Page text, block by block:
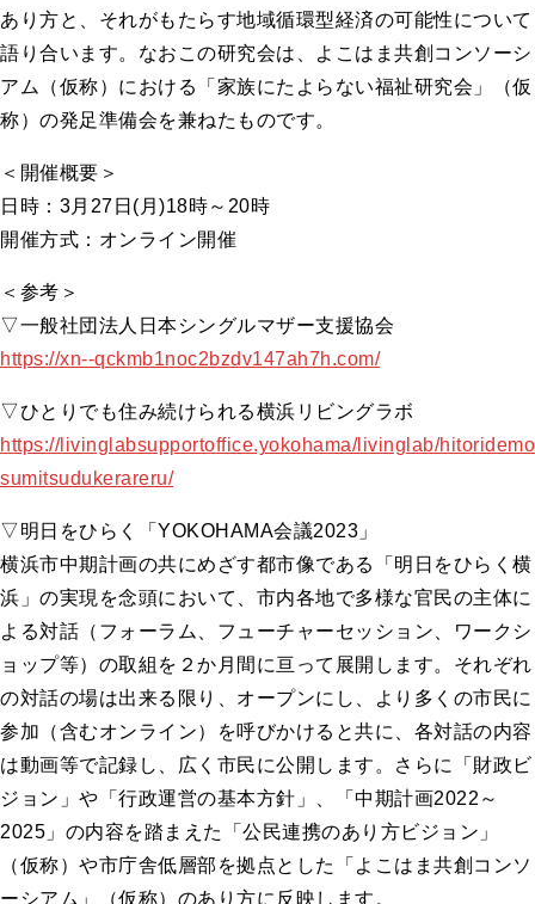
あり方と、それがもたらす地域循環型経済の可能性について
語り合います。なおこの研究会は、よこはま共創コンソーシ
アム（仮称）における「家族にたよらない福祉研究会」（仮
称）の発足準備会を兼ねたものです。
＜開催概要＞
日時：3月27日(月)18時～20時
開催方式：オンライン開催
＜参考＞
▽一般社団法人日本シングルマザー支援協会
https://xn--qckmb1noc2bzdv147ah7h.com/
▽ひとりでも住み続けられる横浜リビングラボ
https://livinglabsupportoffice.yokohama/livinglab/
sumitsudukerareru/
▽明日をひらく「YOKOHAMA会議2023」
横浜市中期計画の共にめざす都市像である「明日をひらく横
浜」の実現を念頭において、市内各地で多様な官民の主体に
よる対話（フォーラム、フューチャーセッション、ワークシ
ョップ等）の取組を２か月間に亘って展開します。それぞれ
の対話の場は出来る限り、オープンにし、より多くの市民に
参加（含むオンライン）を呼びかけると共に、各対話の内容
は動画等で記録し、広く市民に公開します。さらに「財政ビ
ジョン」や「行政運営の基本方針」、「中期計画2022～
2025」の内容を踏まえた「公民連携のあり方ビジョン」
（仮称）や市庁舎低層部を拠点とした「よこはま共創コンソ
ーシアム」（仮称）のあり方に反映します。